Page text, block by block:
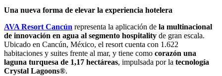
Una nueva forma de elevar la experiencia hotelera
AVA Resort Cancún representa la aplicación de la multinacional
de innovación en agua al segmento hospitality de gran escala.
Ubicado en Cancún, México, el resort cuenta con 1.622
habitaciones y suites frente al mar, y tiene como corazón una
laguna turquesa de 1,17 hectáreas, impulsada por la tecnología
Crystal Lagoons®.